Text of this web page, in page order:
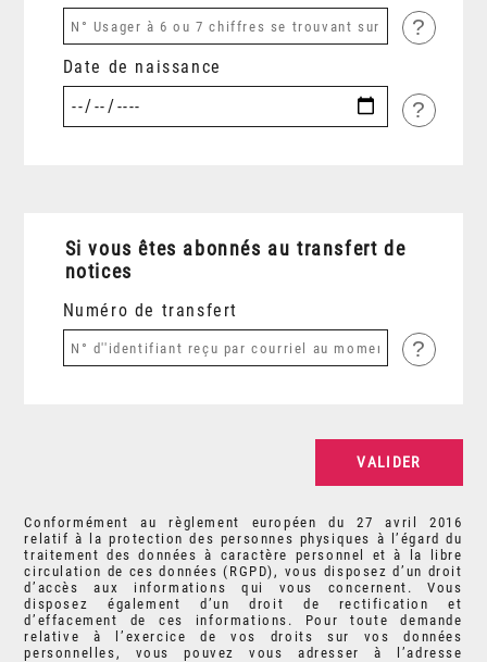
?
Date de naissance
?
Si vous êtes abonnés au transfert de
notices
Numéro de transfert
?
Conformément au règlement européen du 27 avril 2016
relatif à la protection des personnes physiques à l’égard du
traitement des données à caractère personnel et à la libre
circulation de ces données (RGPD), vous disposez d’un droit
d’accès aux informations qui vous concernent. Vous
disposez également d’un droit de rectification et
d’effacement de ces informations. Pour toute demande
relative à l’exercice de vos droits sur vos données
personnelles, vous pouvez vous adresser à l’adresse